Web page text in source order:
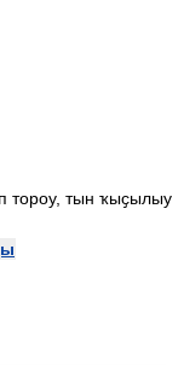
тороу, тын ҡыҫылыу